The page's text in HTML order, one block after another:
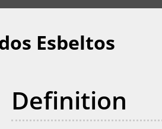
Esbeltos
Definition